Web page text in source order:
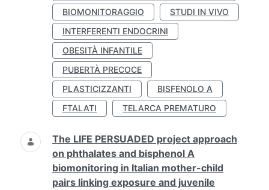
BIOMONITORAGGIO
STUDI IN VIVO
INTERFERENTI ENDOCRINI
OBESITÀ INFANTILE
PUBERTÀ PRECOCE
PLASTICIZZANTI
BISFENOLO A
FTALATI
TELARCA PREMATURO
The LIFE PERSUADED project approach
on phthalates and bisphenol A
biomonitoring in Italian mother-child
pairs linking exposure and juvenile